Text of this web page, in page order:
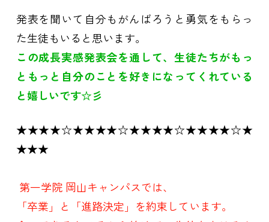
発表を聞いて自分もがんばろうと勇気をもらっ
た生徒もいると思います。
この成長実感発表会を通して、生徒たちがもっ
ともっと自分のことを好きになってくれている
と嬉しいです☆彡
★★★★☆★★★★☆★★★★☆★★★★☆★
★★★
第一学院 岡山キャンパスでは、
「卒業」と「進路決定」を約束しています。